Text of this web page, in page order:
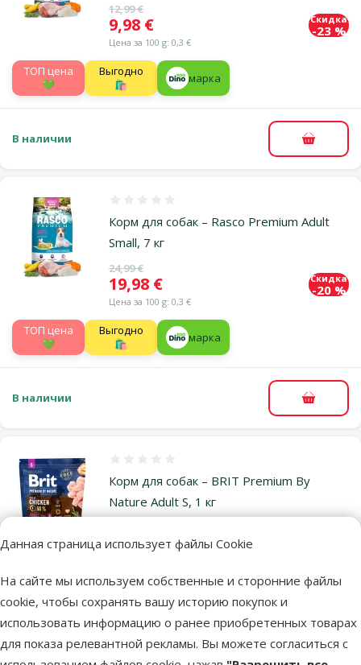
Данная страница использует файлы Cookie
На сайте мы используем собственные и сторонние файлы
cookie, чтобы сохранять вашу историю покупок и
использовать информацию о ранее приобретенных товарах
для показа релевантной рекламы. Вы можете согласиться с
Исходная цена
12,99 €
Цена
9,98 €
Цена за 100 g: 0,3 €
Скидка
-23 %
TOП цена
💚
Выгодно
🛍️
марка
В наличии В
Корм для собак – Rasco Premium Adult
Small, 7 кг
Исходная цена
24,99 €
Цена
19,98 €
Цена за 100 g: 0,3 €
Скидка
-20 %
TOП цена
💚
Выгодно
🛍️
марка
В наличии В
Корм для собак – BRIT Premium By
Nature Adult S, 1 кг
Цена
3,98 €
TOП цена
💚
Выгодно
🛍️